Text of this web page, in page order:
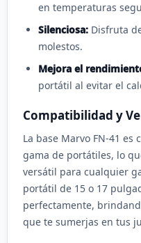
en temperaturas
Silenciosa: Disfruta
molestos.
Mejora el
portátil al evitar el
Compatibilidad y
La base Marvo FN-41
gama de portátiles, lo
versátil para cualquier
portátil de 15 o 17
perfectamente,
que te sumerjas en tus